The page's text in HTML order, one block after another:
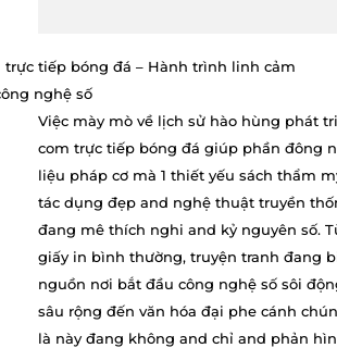
Việc mày mò về lịch sử hào hùng phát
com trực tiếp bóng đá giúp phần đông
liệu pháp cơ mà 1 thiết yếu sách thẩm
tác dụng đẹp and nghệ thuật truyền
đang mê thích nghi and kỷ nguyên số.
giấy in bình thường, truyện tranh đang
nguồn nơi bắt đầu công nghệ số sôi
sâu rộng đến văn hóa đại phe cánh
là này đang không and chỉ and phản